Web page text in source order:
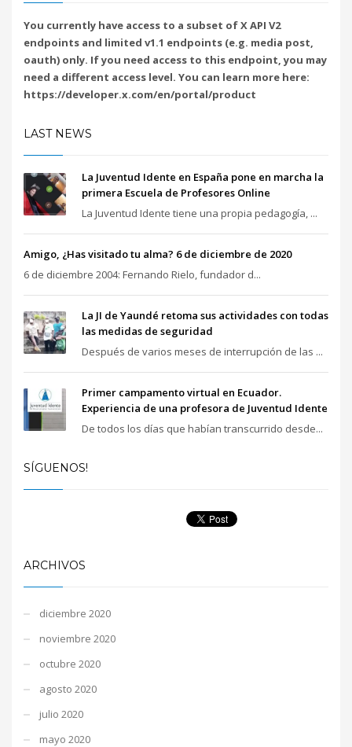
You currently have access to a subset of X API V2
endpoints and limited v1.1 endpoints (e.g. media post,
oauth) only. If you need access to this endpoint, you may
need a different access level. You can learn more here:
https://developer.x.com/en/portal/product
LAST NEWS
La Juventud Idente en España pone en marcha la
primera Escuela de Profesores Online
La Juventud Idente tiene una propia pedagogía, ...
Amigo, ¿Has visitado tu alma? 6 de diciembre de 2020
6 de diciembre 2004: Fernando Rielo, fundador d...
La JI de Yaundé retoma sus actividades con todas
las medidas de seguridad
Después de varios meses de interrupción de las ...
Primer campamento virtual en Ecuador.
Experiencia de una profesora de Juventud Idente
De todos los días que habían transcurrido desde...
SÍGUENOS!
ARCHIVOS
diciembre 2020
noviembre 2020
octubre 2020
agosto 2020
julio 2020
mayo 2020